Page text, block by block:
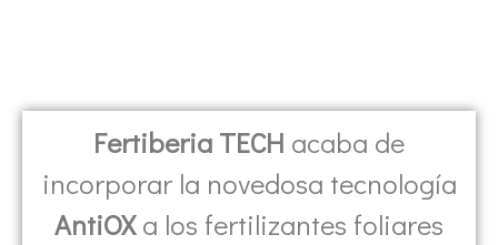
Fertiberia TECH acaba de
incorporar la novedosa tecnología
AntiOXa los fertilizantes foliares